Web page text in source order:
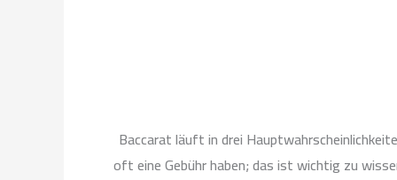
Baccarat läuft in drei
oft eine Gebühr haben; das ist wichtig zu